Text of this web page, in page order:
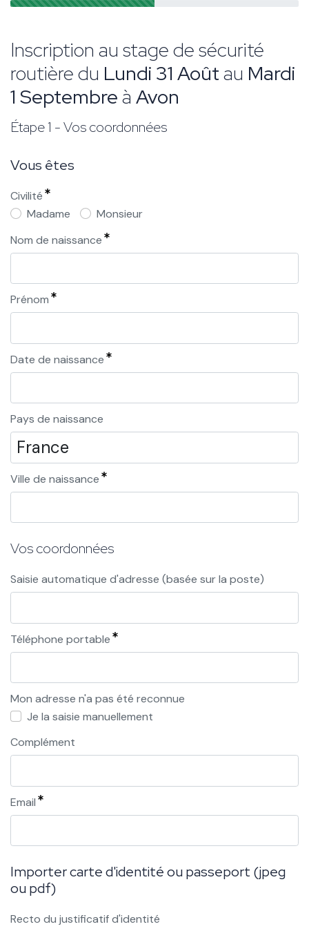
Inscription au stage de sécurité
routière du Lundi 31 Aoûtau Mardi
1 Septembreà Avon
Étape 1 - Vos coordonnées
Vous êtes
Civilité
Madame
Monsieur
Nom de naissance
Prénom
Date de naissance
Pays de naissance
Ville de naissance
Vos coordonnées
Saisie automatique d'adresse (basée sur la poste)
Téléphone portable
Mon adresse n'a pas été reconnue
Je la saisie manuellement
Complément
Email
Importer carte d'identité ou passeport (jpeg
ou pdf)
Recto du justificatif d'identité